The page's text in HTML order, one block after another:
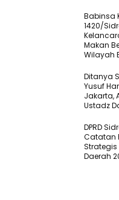
Babinsa
1420/
Makan
Wilayah
Ditanya
Yusuf
Jakarta,
Ustadz
DPRD
Catatan
Strategis
Daerah